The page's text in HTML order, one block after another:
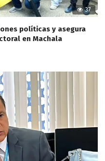
37
políticas y asegura
en Machala